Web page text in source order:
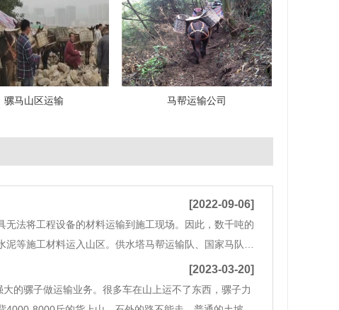
骡马山区运输 马帮运输公司
[2022-09-06]
法将工程设备的材料运输到施工现场。因此，数千吨的
等施工材料运入山区。供水塔马帮运输队、国家马队运
输，可随时在当地紧急运输。企业成立以来，一直以“诚
[2023-03-20]
的骡子做运输业务。很多车在山上运不了东西，骡子力